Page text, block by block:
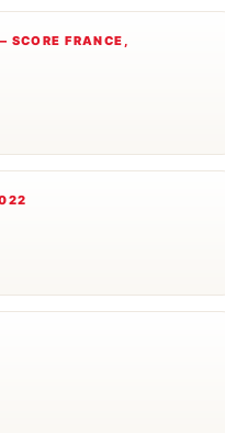
SCORE FRANCE,